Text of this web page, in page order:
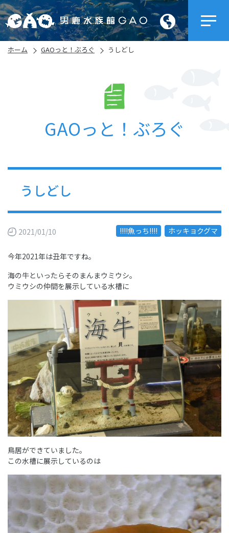
ホーム GAOっと！ぶろぐ うしどし
GAOっと！ぶろぐ
うしどし
2021/01/10 !!!!魚っち!!!! ホッキョクグマ
今年2021年は丑年ですね。
海の牛といったらそのまんまウミウシ。
ウミウシの仲間を展示している水槽に
鳥居ができていました。
この水槽に展示しているのは